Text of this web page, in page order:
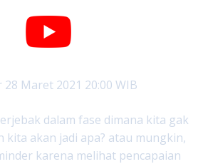
28 Maret 2021 20:00 WIB
dalam fase dimana kita gak
kita akan jadi apa? atau mungkin,
karena melihat pencapaian